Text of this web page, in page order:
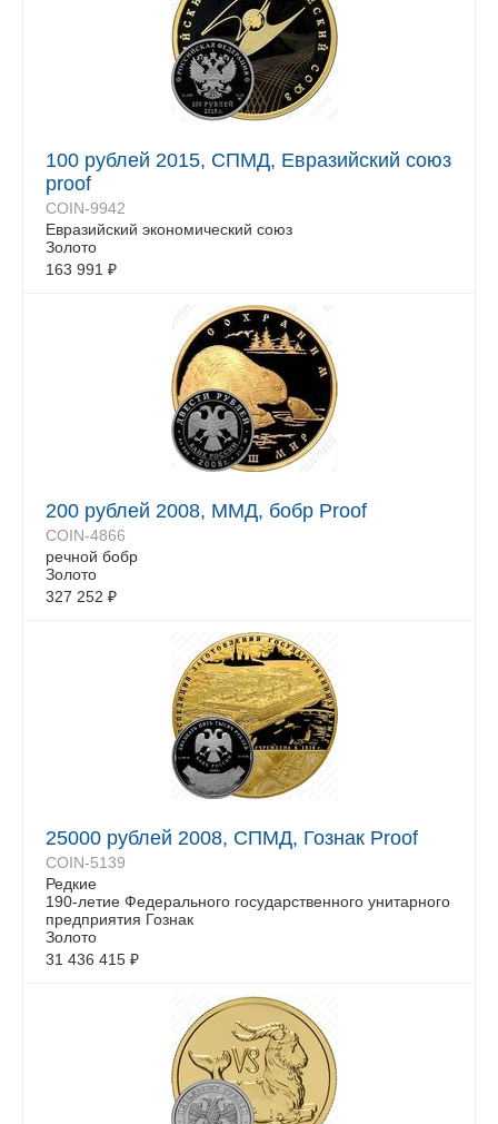
100 рублей 2015, СПМД, Евразийский союз
proof
COIN-9942
Евразийский экономический союз
Золото
163 991 ₽
200 рублей 2008, ММД, бобр Proof
COIN-4866
речной бобр
Золото
327 252 ₽
25000 рублей 2008, СПМД, Гознак Proof
COIN-5139
Редкие
190-летие Федерального государственного унитарного
предприятия Гознак
Золото
31 436 415 ₽